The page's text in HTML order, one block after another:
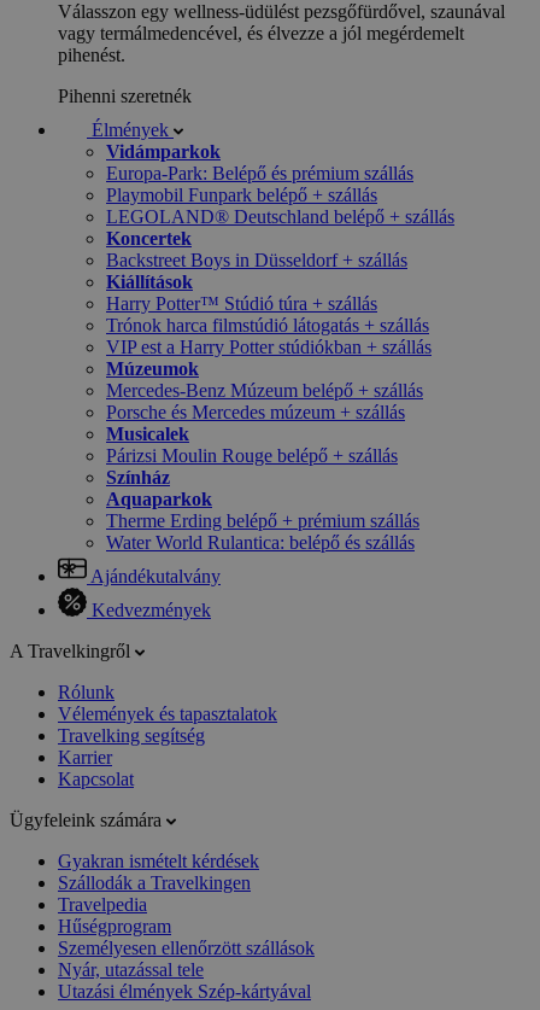
Válasszon egy wellness-üdülést pezsgőfürdővel, szaunával
vagy termálmedencével, és élvezze a jól megérdemelt
pihenést.
Pihenni szeretnék
Élmények
Vidámparkok
Europa-Park: Belépő és prémium szállás
Playmobil Funpark belépő + szállás
LEGOLAND® Deutschland belépő + szállás
Koncertek
Backstreet Boys in Düsseldorf + szállás
Kiállítások
Harry Potter™ Stúdió túra + szállás
Trónok harca filmstúdió látogatás + szállás
VIP est a Harry Potter stúdiókban + szállás
Múzeumok
Mercedes-Benz Múzeum belépő + szállás
Porsche és Mercedes múzeum + szállás
Musicalek
Párizsi Moulin Rouge belépő + szállás
Színház
Aquaparkok
Therme Erding belépő + prémium szállás
Water World Rulantica: belépő és szállás
Ajándékutalvány
Kedvezmények
A Travelkingről
Rólunk
Vélemények és tapasztalatok
Travelking segítség
Karrier
Kapcsolat
Ügyfeleink számára
Gyakran ismételt kérdések
Szállodák a Travelkingen
Travelpedia
Hűségprogram
Személyesen ellenőrzött szállások
Nyár, utazással tele
Utazási élmények Szép-kártyával